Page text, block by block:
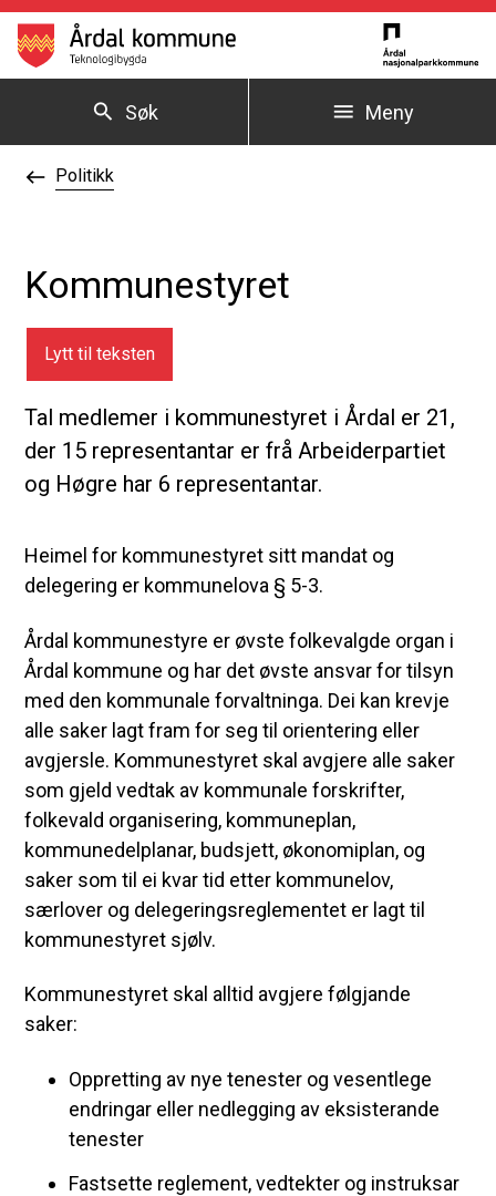
Årdal kommune
Søk Meny
Du er her:
Politikk
Kommunestyret
Lytt til teksten
Tal medlemer i kommunestyret i Årdal er 21,
der 15 representantar er frå Arbeiderpartiet
og Høgre har 6 representantar.
Heimel for kommunestyret sitt mandat og
delegering er kommunelova § 5-3.
Årdal kommunestyre er øvste folkevalgde organ i
Årdal kommune og har det øvste ansvar for tilsyn
med den kommunale forvaltninga. Dei kan krevje
alle saker lagt fram for seg til orientering eller
avgjersle. Kommunestyret skal avgjere alle saker
som gjeld vedtak av kommunale forskrifter,
folkevald organisering, kommuneplan,
kommunedelplanar, budsjett, økonomiplan, og
saker som til ei kvar tid etter kommunelov,
særlover og delegeringsreglementet er lagt til
kommunestyret sjølv.
Kommunestyret skal alltid avgjere følgjande
saker:
Oppretting av nye tenester og vesentlege
endringar eller nedlegging av eksisterande
tenester
Fastsette reglement, vedtekter og instruksar